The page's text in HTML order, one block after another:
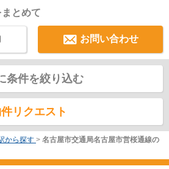
とめて
お問い合わせ
条件を絞り込む
リクエスト
から探す > 名古屋市交通局名古屋市営桜通線の